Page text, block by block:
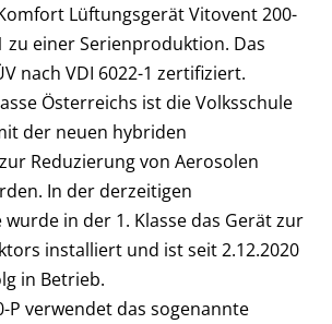
Lüftungsgerät Vitovent 200-
zu einer Serienproduktion. Das
nach VDI 6022-1 zertifiziert.
Österreichs ist die Volksschule
der neuen hybriden
Reduzierung von Aerosolen
In der derzeitigen
in der 1. Klasse das Gerät zur
installiert und ist seit 2.12.2020
in Betrieb.
P verwendet das sogenannte